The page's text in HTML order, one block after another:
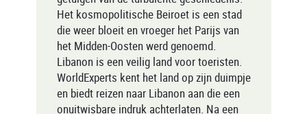
Het kosmopolitische Beiroet is een stad
die weer bloeit en vroeger het Parijs van
het Midden-Oosten werd genoemd.
Libanon is een veilig land voor toeristen.
WorldExperts kent het land op zijn duimpje
en biedt reizen naar Libanon aan die een
onuitwisbare indruk achterlaten. Na een